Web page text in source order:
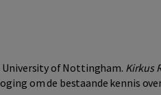
University of Nottingham. Kirkus
om de bestaande kennis